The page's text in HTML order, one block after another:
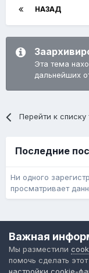
НАЗАД
Эта тема
дальнейших
Перейти к списку
Последние
Ни одного
просматривает
Важная
Мы разместили
помочь сделать